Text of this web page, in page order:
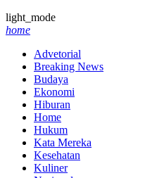
light_mode
home
Advetorial
Breaking News
Budaya
Ekonomi
Hiburan
Home
Hukum
Kata Mereka
Kesehatan
Kuliner